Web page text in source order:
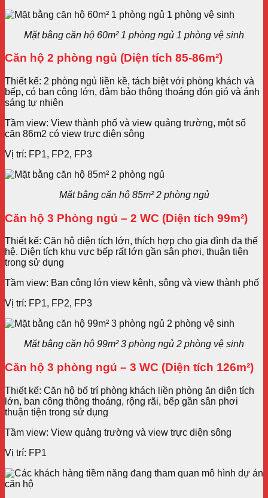
Mặt bằng căn hộ 60m² 1 phòng ngủ 1 phòng vệ sinh
Căn hộ 2 phòng ngủ (Diện tích 85-86m²)
Thiết kế: 2 phòng ngủ liền kề, tách biệt với phòng khách và
bếp, có ban công lớn, đảm bảo thông thoáng đón gió và ánh
sáng tự nhiên
Tầm view: View thành phố và view quảng trường, một số
căn 86m2 có view trực diện sông
Vị trí: FP1, FP2, FP3
Mặt bằng căn hộ 85m² 2 phòng ngủ
Căn hộ 3 Phòng ngủ – 2 WC (Diện tích 99m²)
Thiết kế: Căn hộ diện tích lớn, thích hợp cho gia đình đa thế
hệ. Diện tích khu vực bếp rất lớn gần sân phơi, thuận tiện
trong sử dụng
Tầm view: Ban công lớn view kênh, sông và view thành phố
Vị trí: FP1, FP2, FP3
Mặt bằng căn hộ 99m² 3 phòng ngủ 2 phòng vệ sinh
Căn hộ 3 phòng ngủ – 3 WC (Diện tích 126m²)
Thiết kế: Căn hộ bố trí phòng khách liền phòng ăn diện tích
lớn, ban công thông thoáng, rộng rãi, bếp gần sân phơi
thuận tiện trong sử dụng
Tầm view: View quảng trường và view trực diện sông
Vị trí: FP1